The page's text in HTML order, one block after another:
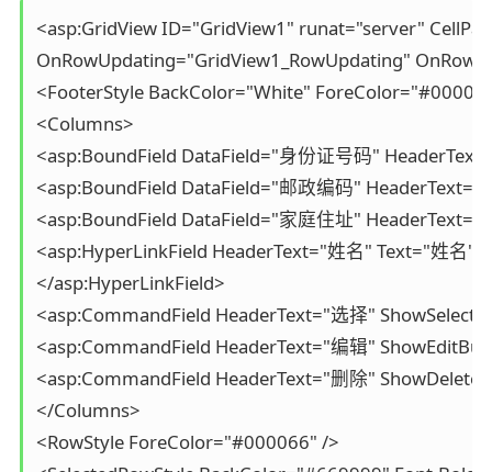
<asp:GridView ID="GridView1" runat="server"
OnRowUpdating="GridView1_RowUpdating"
<FooterStyle BackColor="White"
<Columns>
<asp:BoundField DataField="身份证号码"
<asp:BoundField DataField="邮政编码"
<asp:BoundField DataField="家庭住址" HeaderText="
<asp:HyperLinkField HeaderText="姓名" Text="姓名
</asp:HyperLinkField>
<asp:CommandField HeaderText="选择"
<asp:CommandField HeaderText="编辑"
<asp:CommandField HeaderText="删除"
</Columns>
<RowStyle ForeColor="#000066" />